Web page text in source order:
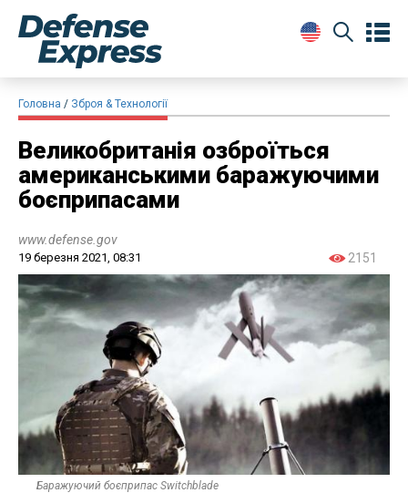
Головна Зброя & Технології
Великобританія озброїться
американськими баражуючими
боєприпасами
www.defense.gov
19 березня 2021, 08:31 2151
Баражуючий боєприпас Switchblade